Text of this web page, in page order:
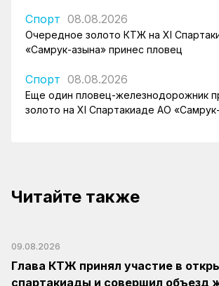
Спорт 08.08.2026
Очередное золото КТЖ на XI
«Самрук-Қазына» принес пловец
Спорт 08.08.2026
Еще один пловец-железнодорожник
золото на XI Спартакиаде АО «Самрук-
Читайте также
09.08.2026
Глава КТЖ принял участие в
спартакиады и совершил объезд